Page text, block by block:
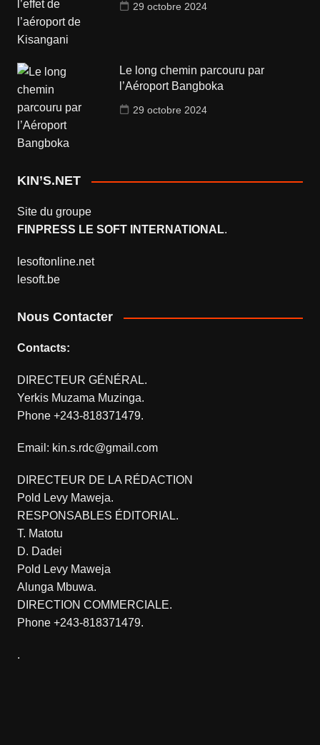
29 octobre 2024
Le long chemin parcouru par
l’Aéroport Bangboka
29 octobre 2024
KIN’S.NET
Site du groupe
FINPRESS LE SOFT INTERNATIONAL.
lesoftonline.net
lesoft.be
Nous Contacter
Contacts:
DIRECTEUR GÉNÉRAL.
Yerkis Muzama Muzinga.
Phone +243-818371479.
Email: kin.s.rdc@gmail.com
DIRECTEUR DE LA RÉDACTION
Pold Levy Maweja.
RESPONSABLES ÉDITORIAL.
T. Matotu
D. Dadei
Pold Levy Maweja
Alunga Mbuwa.
DIRECTION COMMERCIALE.
Phone +243-818371479.
.